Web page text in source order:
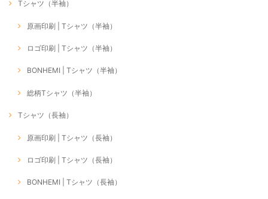
Tシャツ（半袖）
原画印刷 | Tシャツ（半袖）
ロゴ印刷 | Tシャツ（半袖）
BONHEMI | Tシャツ（半袖）
総柄Tシャツ（半袖）
Tシャツ（長袖）
原画印刷 | Tシャツ（長袖）
ロゴ印刷 | Tシャツ（長袖）
BONHEMI | Tシャツ（長袖）